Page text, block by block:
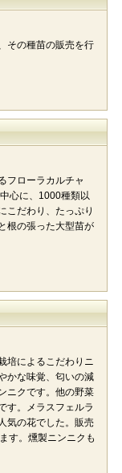
その種苗の販売を行
フローラカルチャ
心に、1000種類以
こだわり、たっぷり
根の張った大型苗が
培によるこだわりニ
かな味覚、匂いの減
ニクです。他の野菜
す。メラスフェルラ
気の花でした。販売
す。燻製ニンニクも